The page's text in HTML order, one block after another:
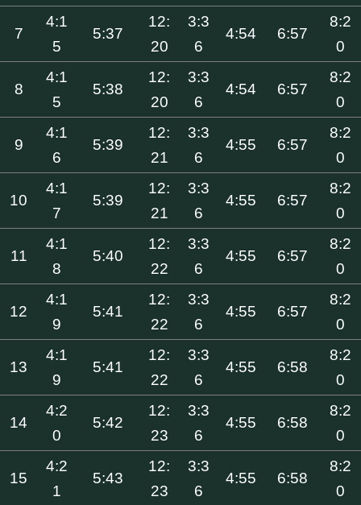
7
4:1
5
5:37
12:
20
3:3
6
4:54 6:57
8:2
0
8
4:1
5
5:38
12:
20
3:3
6
4:54 6:57
8:2
0
9
4:1
6
5:39
12:
21
3:3
6
4:55 6:57
8:2
0
10
4:1
7
5:39
12:
21
3:3
6
4:55 6:57
8:2
0
11
4:1
8
5:40
12:
22
3:3
6
4:55 6:57
8:2
0
12
4:1
9
5:41
12:
22
3:3
6
4:55 6:57
8:2
0
13
4:1
9
5:41
12:
22
3:3
6
4:55 6:58
8:2
0
14
4:2
0
5:42
12:
23
3:3
6
4:55 6:58
8:2
0
15
4:2
1
5:43
12:
23
3:3
6
4:55 6:58
8:2
0